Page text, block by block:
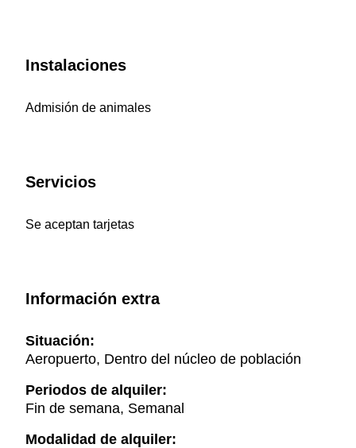
Instalaciones
Admisión de animales
Servicios
Se aceptan tarjetas
Información extra
Situación:
Aeropuerto, Dentro del núcleo de población
Periodos de alquiler:
Fin de semana, Semanal
Modalidad de alquiler: